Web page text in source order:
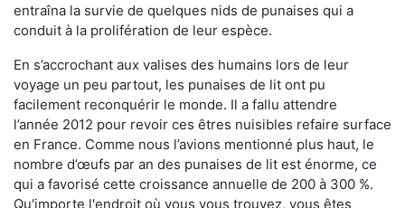
entraîna la survie de quelques nids de punaises qui a
conduit à la prolifération de leur espèce.
En s’accrochant aux valises des humains lors de leur
voyage un peu partout, les punaises de lit ont pu
facilement reconquérir le monde. Il a fallu attendre
l’année 2012 pour revoir ces êtres nuisibles refaire surface
en France. Comme nous l’avions mentionné plus haut, le
nombre d’œufs par an des punaises de lit est énorme, ce
qui a favorisé cette croissance annuelle de 200 à 300 %.
Qu'importe l'endroit où vous vous trouvez, vous êtes